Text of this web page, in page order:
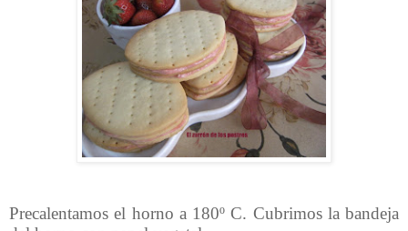
Precalentamos el horno a 180º C. Cubrimos la bandeja